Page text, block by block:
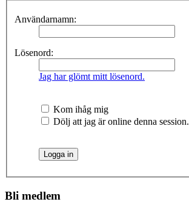
Användarnamn:
Lösenord:
Jag har glömt mitt lösenord.
Kom ihåg mig
Dölj att jag är online denna session.
Bli medlem